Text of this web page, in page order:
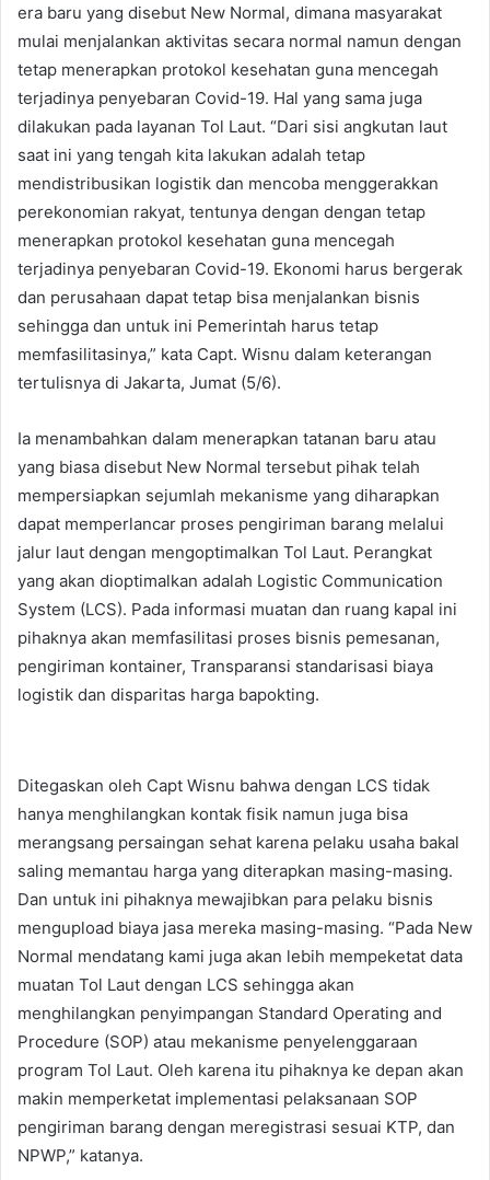
era baru yang disebut New Normal, dimana masyarakat
mulai menjalankan aktivitas secara normal namun dengan
tetap menerapkan protokol kesehatan guna mencegah
terjadinya penyebaran Covid-19. Hal yang sama juga
dilakukan pada layanan Tol Laut. “Dari sisi angkutan laut
saat ini yang tengah kita lakukan adalah tetap
mendistribusikan logistik dan mencoba menggerakkan
perekonomian rakyat, tentunya dengan dengan tetap
menerapkan protokol kesehatan guna mencegah
terjadinya penyebaran Covid-19. Ekonomi harus bergerak
dan perusahaan dapat tetap bisa menjalankan bisnis
sehingga dan untuk ini Pemerintah harus tetap
memfasilitasinya,” kata Capt. Wisnu dalam keterangan
tertulisnya di Jakarta, Jumat (5/6).
Ia menambahkan dalam menerapkan tatanan baru atau
yang biasa disebut New Normal tersebut pihak telah
mempersiapkan sejumlah mekanisme yang diharapkan
dapat memperlancar proses pengiriman barang melalui
jalur laut dengan mengoptimalkan Tol Laut. Perangkat
yang akan dioptimalkan adalah Logistic Communication
System (LCS). Pada informasi muatan dan ruang kapal ini
pihaknya akan memfasilitasi proses bisnis pemesanan,
pengiriman kontainer, Transparansi standarisasi biaya
logistik dan disparitas harga bapokting.
Ditegaskan oleh Capt Wisnu bahwa dengan LCS tidak
hanya menghilangkan kontak fisik namun juga bisa
merangsang persaingan sehat karena pelaku usaha bakal
saling memantau harga yang diterapkan masing-masing.
Dan untuk ini pihaknya mewajibkan para pelaku bisnis
mengupload biaya jasa mereka masing-masing. “Pada New
Normal mendatang kami juga akan lebih mempeketat data
muatan Tol Laut dengan LCS sehingga akan
menghilangkan penyimpangan Standard Operating and
Procedure (SOP) atau mekanisme penyelenggaraan
program Tol Laut. Oleh karena itu pihaknya ke depan akan
makin memperketat implementasi pelaksanaan SOP
pengiriman barang dengan meregistrasi sesuai KTP, dan
NPWP,” katanya.